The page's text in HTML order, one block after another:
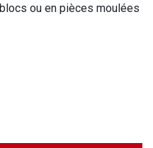
ou en pièces moulées